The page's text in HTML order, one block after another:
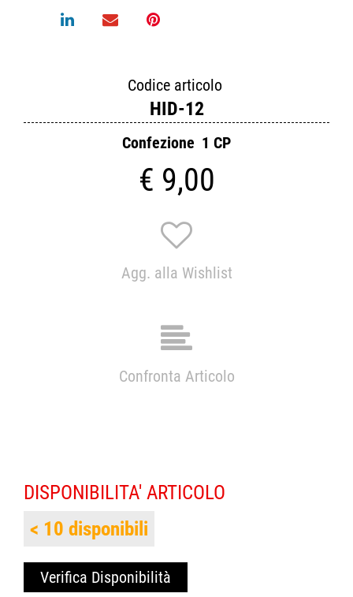
Codice articolo
HID-12
Confezione 1 CP
€ 9,00
Agg. alla Wishlist
Confronta Articolo
DISPONIBILITA' ARTICOLO
Verifica Disponibilità
< 10 disponibili